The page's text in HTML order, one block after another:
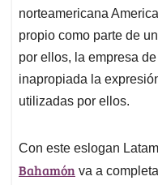
norteamericana
propio como parte de
por ellos, la empresa
inapropiada la
utilizadas por ellos.
Con este eslogan
Bahamón va a